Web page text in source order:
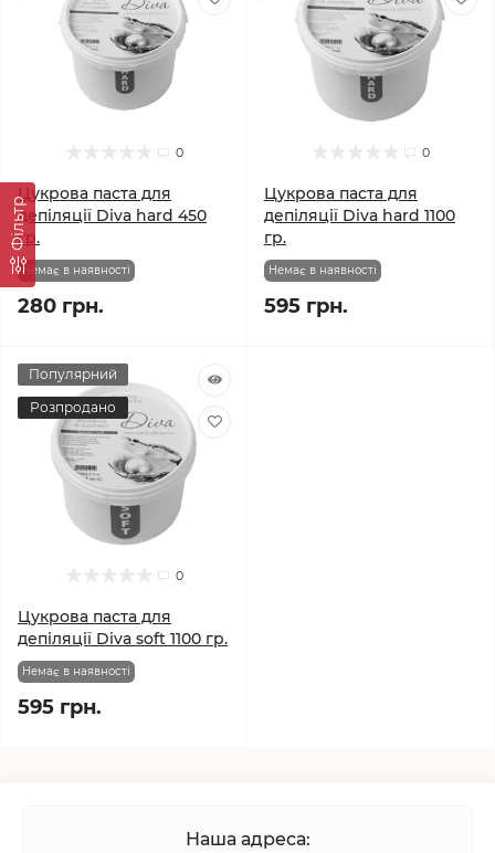
Фільтр
0
Цукрова паста для
депіляції Diva hard 450
гр.
Немає в наявності
280 грн.
0
Цукрова паста для
депіляції Diva hard 1100
гр.
Немає в наявності
595 грн.
Популярний
Розпродано
0
Цукрова паста для
депіляції Diva soft 1100 гр.
Немає в наявності
595 грн.
Наша адреса: